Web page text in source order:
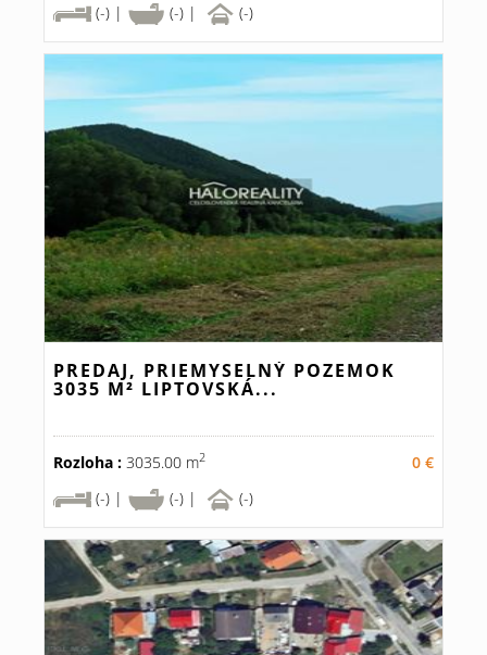
(-) |
(-) | (-)
PREDAJ, PRIEMYSELNÝ POZEMOK
3035 M² LIPTOVSKÁ...
Rozloha : 3035.00 m2
0 €
(-) |
(-) | (-)